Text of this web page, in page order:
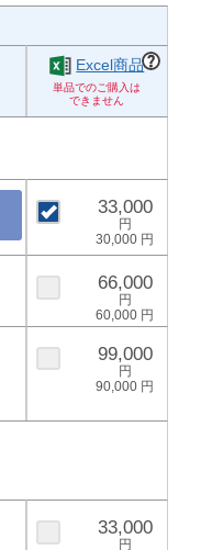
Excel商品
33,000
30,000
66,000
60,000
99,000
90,000
33,000